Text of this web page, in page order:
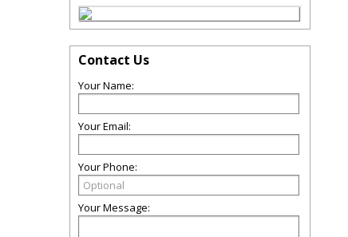
Contact Us
Your Name:
Your Email:
Your Phone:
Your Message: